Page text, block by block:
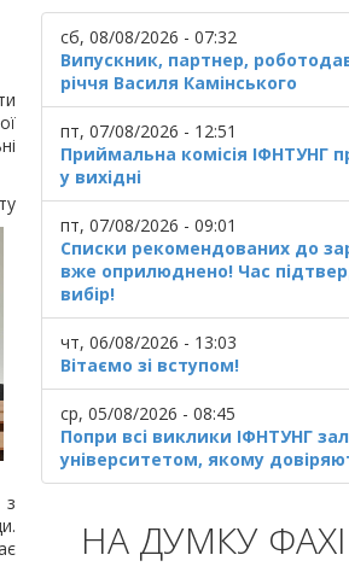
з
сб, 08/08/2026 - 07:32
Випускник, партнер,
річчя Василя Камінського
пт, 07/08/2026 - 12:51
Приймальна комісія ІФНТУНГ
у вихідні
пт, 07/08/2026 - 09:01
Списки рекомендованих до
вже оприлюднено! Час
вибір!
чт, 06/08/2026 - 13:03
Вітаємо зі вступом!
ср, 05/08/2026 - 08:45
Попри всі виклики ІФНТУНГ
університетом, якому
НА ДУМКУ